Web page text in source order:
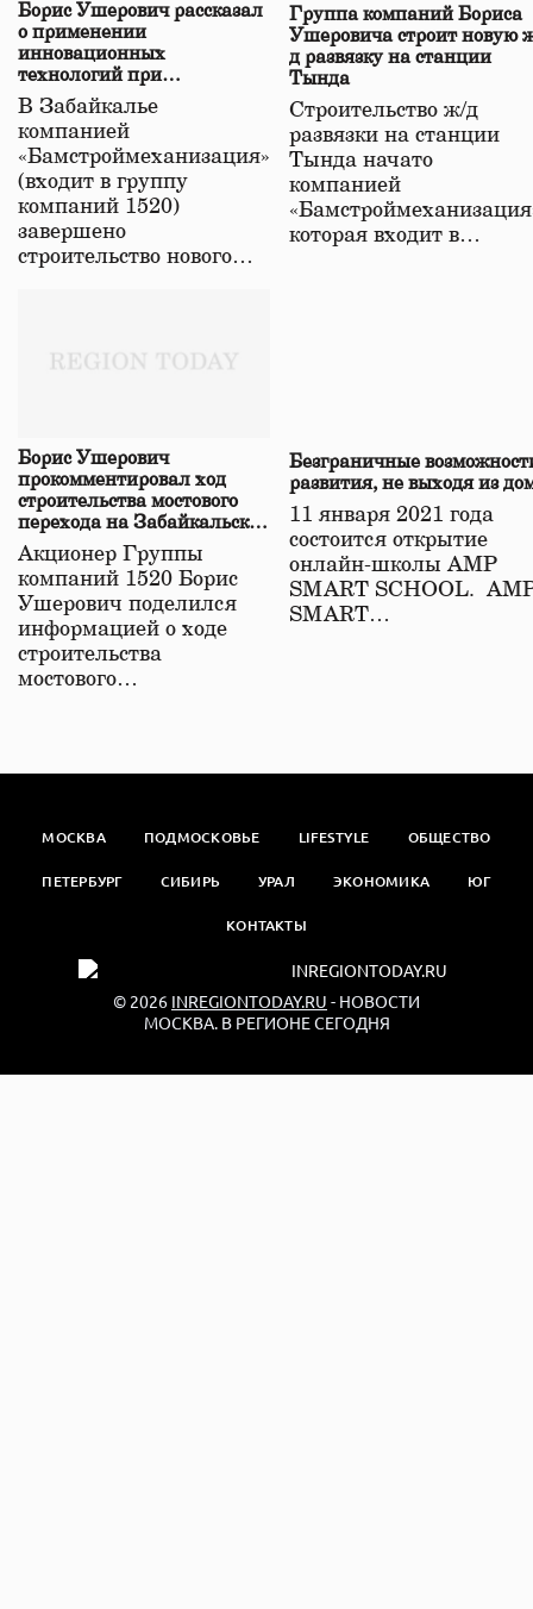
Борис Ушерович рассказал
о применении
инновационных
технологий при
строительстве нового моста
в Забайкалье
В Забайкалье
компанией
«Бамстроймеханизация»
(входит в группу
компаний 1520)
завершено
строительство нового…
Группа компаний Бориса
Ушеровича строит новую
д развязку на станции
Тында
Строительство ж/д
развязки на станции
Тында начато
компанией
которая входит в…
Борис Ушерович
прокомментировал ход
строительства мостового
перехода на Забайкальской
железной дороге
Акционер Группы
компаний 1520 Борис
Ушерович поделился
информацией о ходе
строительства
мостового…
Безграничные
развития, не выходя из
11 января 2021 года
состоится открытие
онлайн-школы АМР
SMART SCHOOL.
SMART…
МОСКВА ПОДМОСКОВЬЕ LIFESTYLE ОБЩЕСТВО
ПЕТЕРБУРГ СИБИРЬ УРАЛ ЭКОНОМИКА ЮГ
КОНТАКТЫ
© 2026 INREGIONTODAY.RU - НОВОСТИ
МОСКВА. В РЕГИОНЕ СЕГОДНЯ